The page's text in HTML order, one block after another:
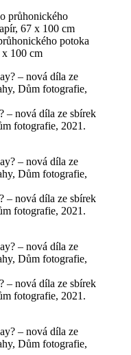
potoka
100 cm
– nová díla ze sbírek
fotografie, 2021.
– nová díla ze sbírek
fotografie, 2021.
– nová díla ze sbírek
fotografie, 2021.